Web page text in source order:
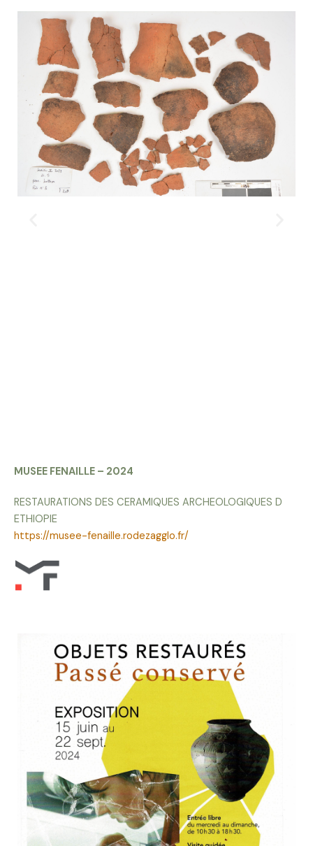
MUSEE FENAILLE – 2024
RESTAURATIONS DES CERAMIQUES ARCHEOLOGIQUES D
ETHIOPIE
https://musee-fenaille.rodezagglo.fr/